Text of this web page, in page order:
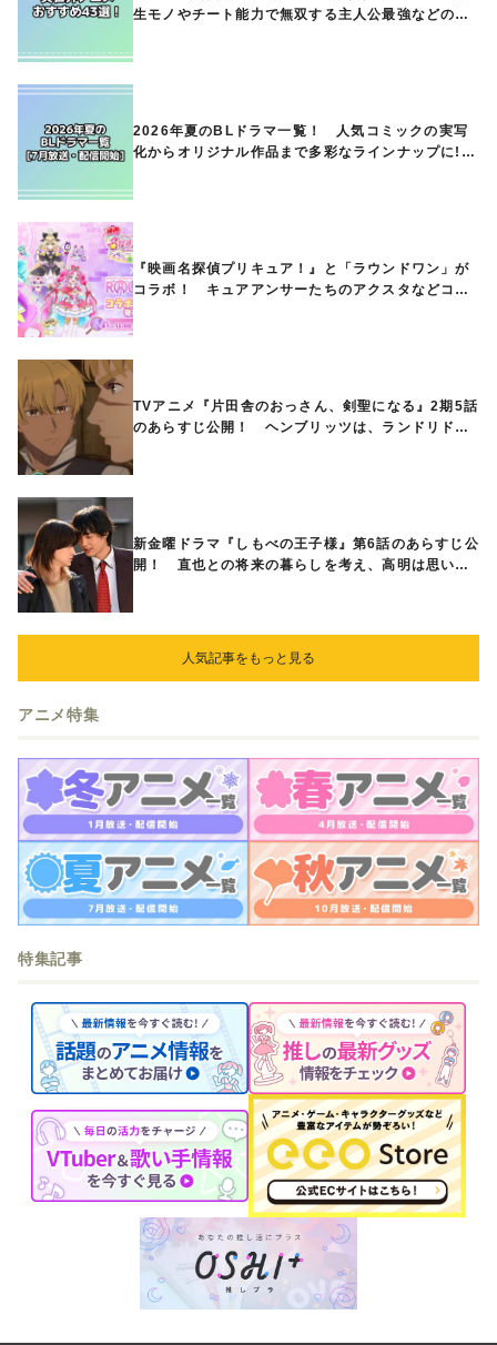
生モノやチート能力で無双する主人公最強などの人
2026年夏のBLドラマ一覧！ 人気コミックの実写
化からオリジナル作品まで多彩なラインナップに!!
『映画名探偵プリキュア！』と「ラウンドワン」が
コラボ！ キュアアンサーたちのアクスタなどコラ
TVアニメ『片田舎のおっさん、剣聖になる』2期5話
のあらすじ公開！ ヘンブリッツは、ランドリドに
新金曜ドラマ『しもべの王子様』第6話のあらすじ公
開！ 直也との将来の暮らしを考え、高明は思い切
人気記事をもっと見る
アニメ特集
特集記事